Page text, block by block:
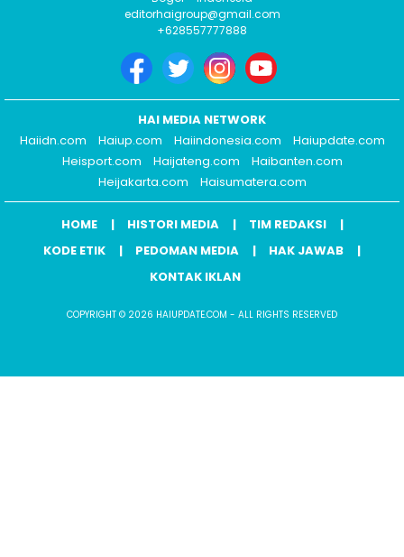
editorhaigroup@gmail.com
+628557777888
HAI MEDIA NETWORK
Haiidn.com
Haiup.com Haiindonesia.com
Haiupdate.com
Heisport.com
Haijateng.com
Haibanten.com
Heijakarta.com
Haisumatera.com
HOME HISTORI MEDIA
TIM REDAKSI
KODE ETIK
PEDOMAN MEDIA
HAK JAWAB
KONTAK IKLAN
COPYRIGHT © 2026 HAIUPDATE.COM - ALL RIGHTS RESERVED